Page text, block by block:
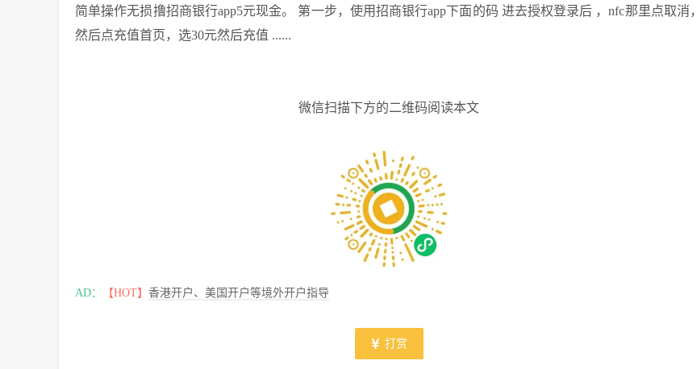
简单操作无损撸招商银行app5元现金。 第一步，使用招商银行app下面的码 进去授权登录后 ，nfc那里点取消，
然后点充值首页，选30元然后充值 ......
微信扫描下方的二维码阅读本文
AD： 【HOT】 香港开户、美国开户等境外开户指导
打赏